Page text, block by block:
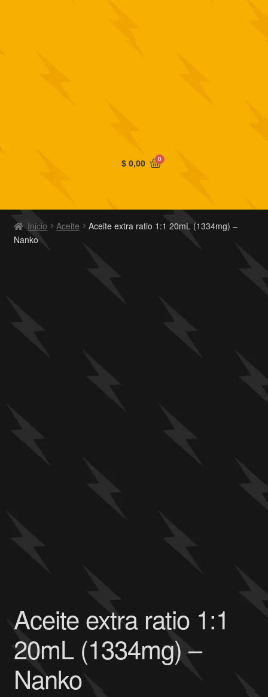
$0,00 0
Inicio Aceite
Aceite extra ratio 1:1 20mL (1334mg) –
Nanko
Aceite extra ratio 1:1
20mL (1334mg) –
Nanko